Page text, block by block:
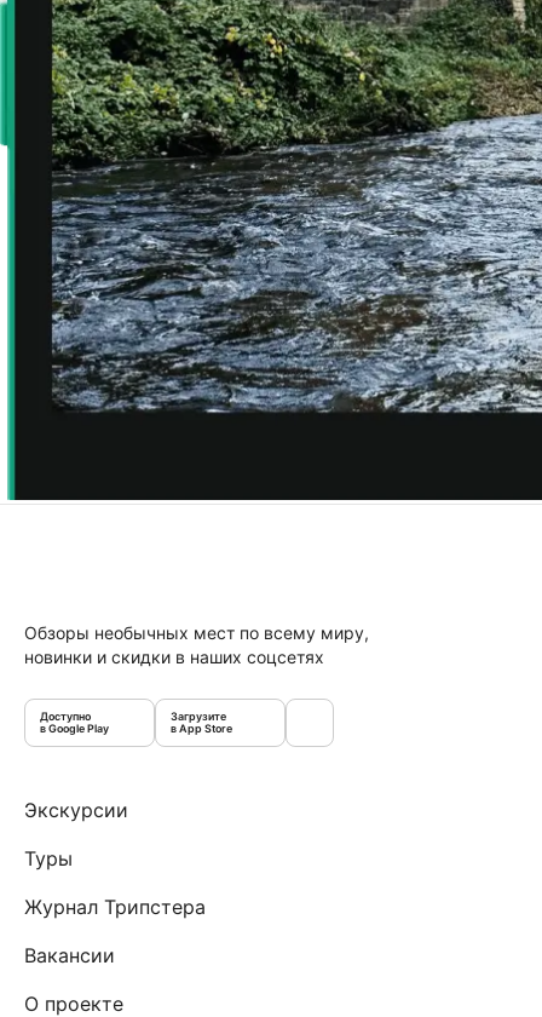
Обзоры необычных мест по всему миру,
новинки и скидки в наших соцсетях
Доступно
в Google Play
Загрузите
в App Store
Экскурсии
Туры
Журнал Трипстера
Вакансии
О проекте